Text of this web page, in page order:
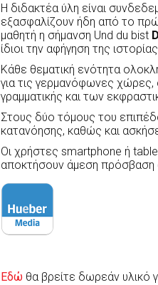
Η διδακτέα ύλη είναι
εξασφαλίζουν ήδη από το
μαθητή η σήμανση Und du bist
ίδιοι την αφήγηση της ιστορίας.
Κάθε θεματική ενότητα
για τις γερμανόφωνες χώρες,
γραμματικής και των
Στους δύο τόμους του
κατανόησης, καθώς και
Οι χρήστες smartphone ή
αποκτήσουν άμεση πρόσβαση
Εδώ θα βρείτε δωρεάν υλικό